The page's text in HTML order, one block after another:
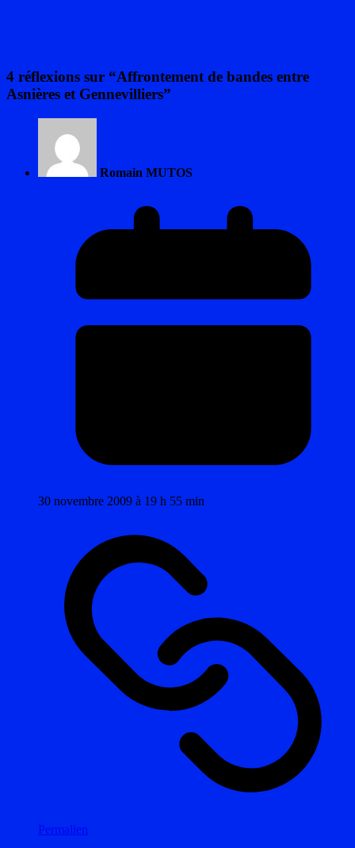
4 réflexions sur “Affrontement de bandes entre
Asnières et Gennevilliers”
Romain MUTOS
30 novembre 2009 à 19 h 55 min
Permalien